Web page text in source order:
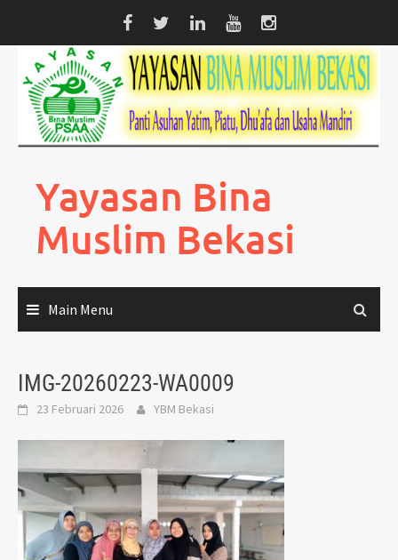
content
Yayasan Bina
Muslim Bekasi
Main Menu
IMG-20260223-WA0009
23 Februari 2026 YBM Bekasi